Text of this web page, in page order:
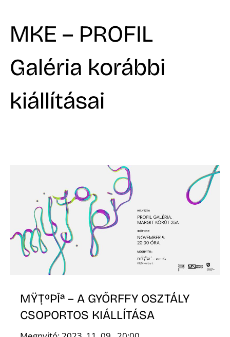
MKE – PROFIL
Galéria korábbi
kiállításai
MŸṬ⁰PĪª – A GYŐRFFY OSZTÁLY
CSOPORTOS KIÁLLÍTÁSA